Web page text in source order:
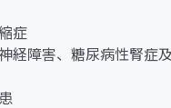
症
経障害、糖尿病性腎症